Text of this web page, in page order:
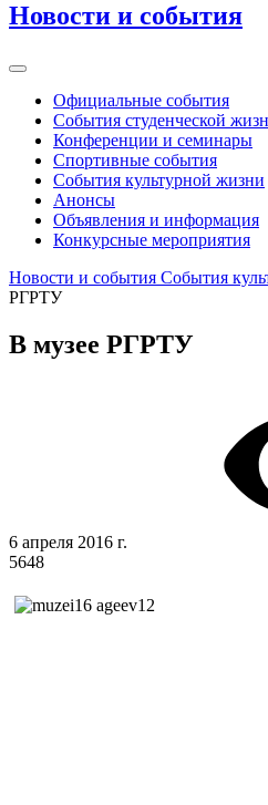
Новости и события
Официальные события
События студенческой
Конференции и семинары
Спортивные события
События культурной жизни
Анонсы
Объявления и информация
Конкурсные мероприятия
Новости и события События
РГРТУ
В музее РГРТУ
6 апреля 2016 г.
5648